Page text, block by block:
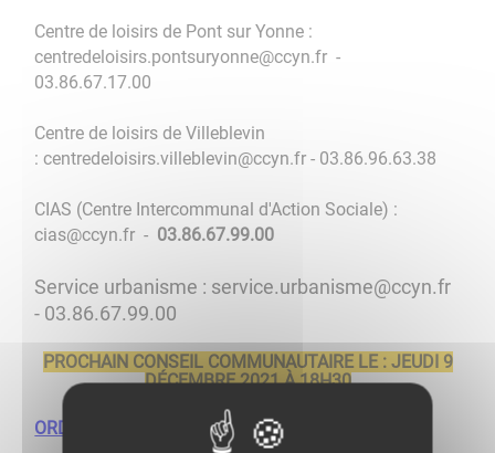
Centre de loisirs de Pont sur Yonne :
centredeloisirs.pontsuryonne@ccyn.fr -
03.86.67.17.00
Centre de loisirs de Villeblevin
: centredeloisirs.villeblevin@ccyn.fr - 03.86.96.63.38
CIAS (Centre Intercommunal d'Action Sociale) :
cias@ccyn.fr - 03.86.67.99.00
Service urbanisme : service.urbanisme@ccyn.fr
- 03.86.67.99.00
PROCHAIN CONSEIL COMMUNAUTAIRE LE : JEUDI 9
DÉCEMBRE 2021 À 18H30
ORDRE DU JOUR : odj-ccyn.pdf